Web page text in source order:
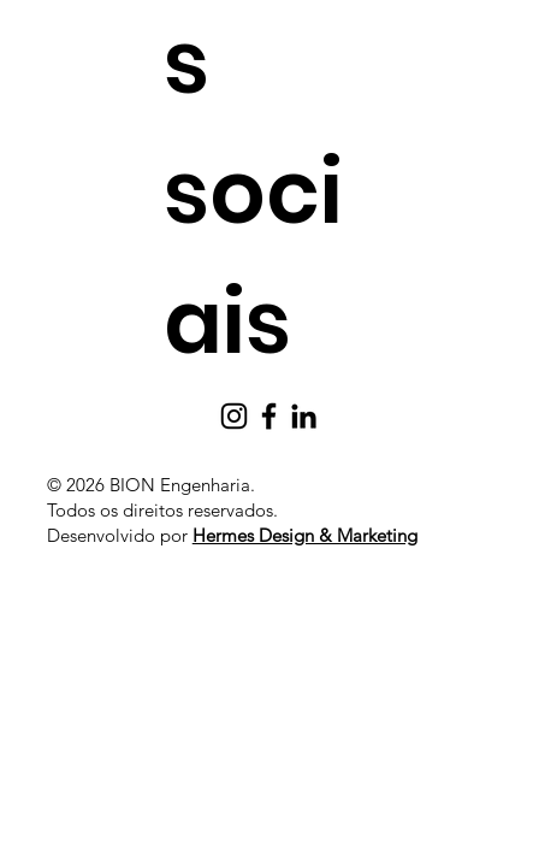
© 2026 BION Engenharia.
Todos os direitos reservados.
Desenvolvido por Hermes Design & Marketing
s
soci
ais